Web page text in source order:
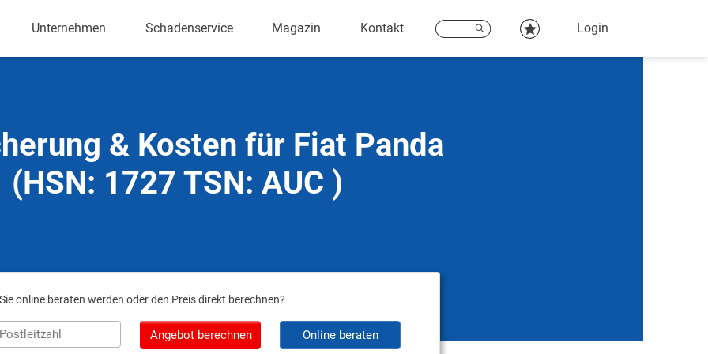
Unternehmen Schadenservice Magazin Kontakt Login
& Kosten für Fiat Panda
(HSN: 1727 TSN: AUC )
online beraten werden oder den Preis direkt berechnen?
Angebot berechnen Online beraten